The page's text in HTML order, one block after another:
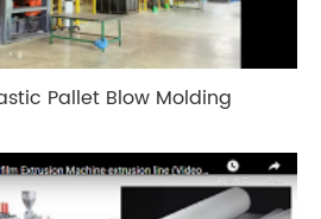
Pallet Blow Molding